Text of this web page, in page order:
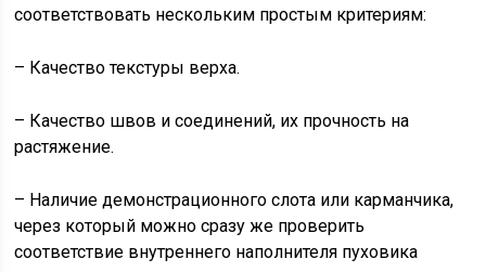
соответствовать нескольким простым критериям:
– Качество текстуры верха.
– Качество швов и соединений, их прочность на
растяжение.
– Наличие демонстрационного слота или карманчика,
через который можно сразу же проверить
соответствие внутреннего наполнителя пуховика